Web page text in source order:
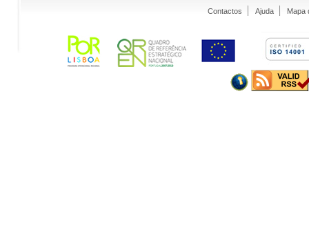
Contactos Ajuda Mapa